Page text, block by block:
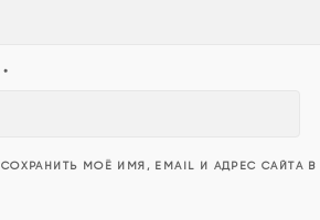
*
СОХРАНИТЬ МОЁ ИМЯ, EMAIL И АДРЕС